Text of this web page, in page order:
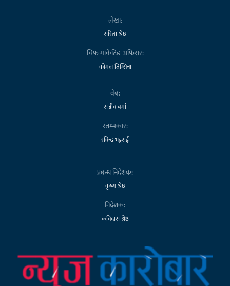
लेखा:
सरिता श्रेष्ठ
चिफ मार्केटिङ अफिसर:
कोमल तिम्सिना
वेब:
सञ्जीव बर्मा
स्तम्भकार:
रविन्द्र भट्टराई
प्रबन्ध निर्देशक:
कृष्ण श्रेष्ठ
निर्देशक:
कविदास श्रेष्ठ